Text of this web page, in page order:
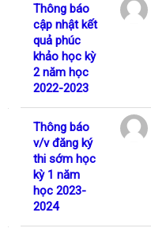
Thông báo
cập nhật kết
quả phúc
khảo học kỳ
2 năm học
2022-2023
Thông báo
v/v đăng ký
thi sớm học
kỳ 1 năm
học 2023-
2024